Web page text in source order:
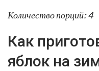
Количество порций: 4
Как
яблок на